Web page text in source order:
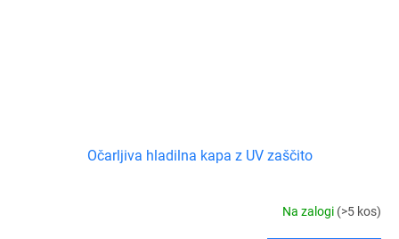
Očarljiva hladilna kapa z UV zaščito
Na zalogi (>5 kos)